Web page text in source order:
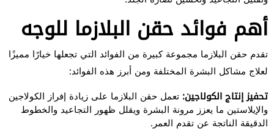
أهم فوائد حقن البلازما للوجه
تقدم حقن البلازما مجموعة كبيرة من الفوائد التي تجعلها خيارًا مميزًا
لعلاج مشاكل البشرة المختلفة ومن أبرز هذه الفوائد:
تحفيز إنتاج الكولاجين: تعمل حقن البلازما على زيادة إفراز الكولاجين
والإيلاستين ما يعزز مرونة البشرة ويقلل ظهور التجاعيد والخطوط
الدقيقة الناتجة عن تقدم العمر.